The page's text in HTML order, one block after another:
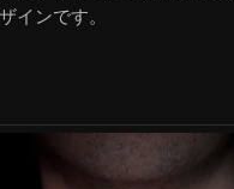
インです。